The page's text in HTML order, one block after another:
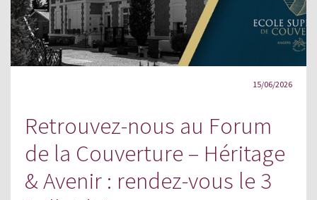
15/06/2026
Retrouvez-nous au Forum
de la Couverture – Héritage
& Avenir : rendez-vous le 3